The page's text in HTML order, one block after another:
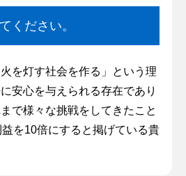
ください。
を灯す社会を作る」という理
安心を与えられる存在であり
で様々な挑戦をしてきたこと
を10倍にすると掲げている貴